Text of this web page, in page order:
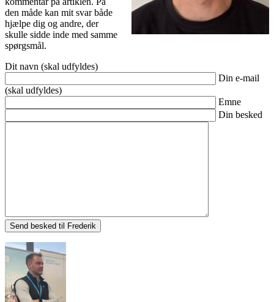
den måde kan mit svar både
hjælpe dig og andre, der
skulle sidde inde med samme
spørgsmål.
Dit navn (skal udfyldes)
Din e-mail
(skal udfyldes)
Emne
Din besked